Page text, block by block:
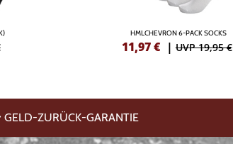
HMLCHEVRON 6-PACK SOCKS
11,97€ |UVP 19,95 €
GELD-ZURÜCK-GARANTIE